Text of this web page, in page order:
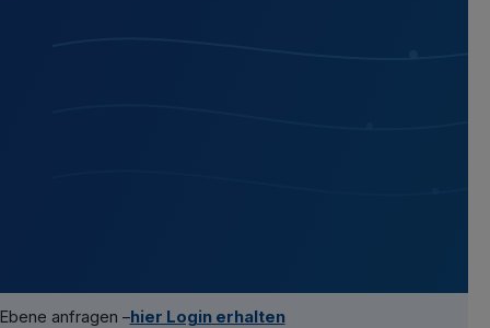
anfragen –hier Login erhalten